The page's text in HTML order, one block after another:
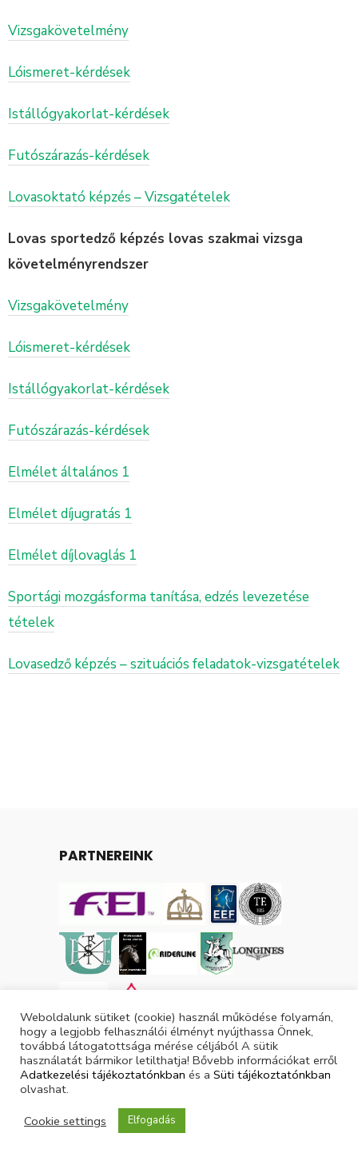
Vizsgakövetelmény
Lóismeret-kérdések
Istállógyakorlat-kérdések
Futószárazás-kérdések
Lovasoktató képzés – Vizsgatételek
Lovas sportedző képzés lovas szakmai vizsga
követelményrendszer
Vizsgakövetelmény
Lóismeret-kérdések
Istállógyakorlat-kérdések
Futószárazás-kérdések
Elmélet általános 1
Elmélet díjugratás 1
Elmélet díjlovaglás 1
Sportági mozgásforma tanítása, edzés levezetése
tételek
Lovasedző képzés – szituációs feladatok-vizsgatételek
PARTNEREINK
Tárgyévi lovas licencek száma: 3048
Tárgyévi ló licencek száma: 3865
Weboldalunk sütiket (cookie) használ működése folyamán,
hogy a legjobb felhasználói élményt nyújthassa Önnek,
továbbá látogatottsága mérése céljából A sütik
használatát bármikor letilthatja! Bővebb információkat erről
Adatkezelési tájékoztatónkban és a Süti tájékoztatónkban
olvashat.
Cookie settings
Elfogadás